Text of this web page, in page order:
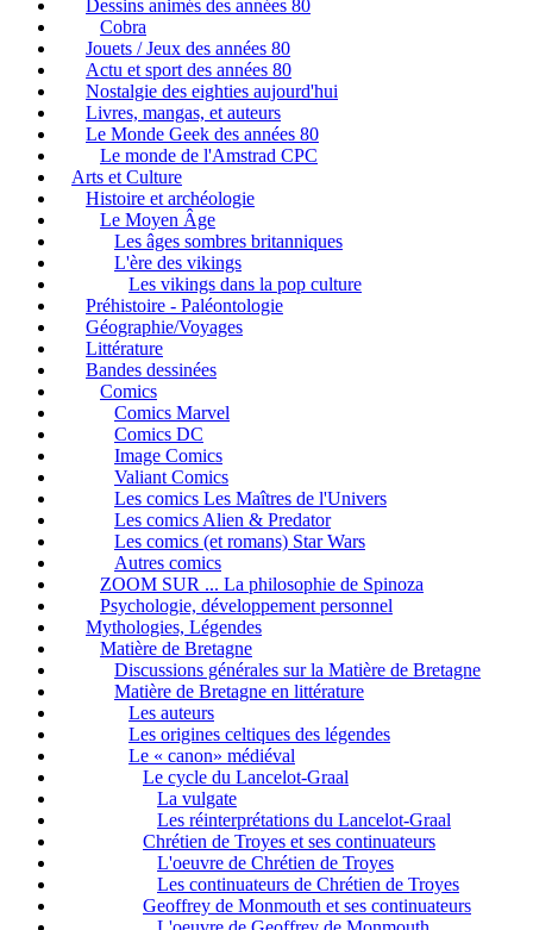
Dessins animés des années 80
Cobra
Jouets / Jeux des années 80
Actu et sport des années 80
Nostalgie des eighties aujourd'hui
Livres, mangas, et auteurs
Le Monde Geek des années 80
Le monde de l'Amstrad CPC
Arts et Culture
Histoire et archéologie
Le Moyen Âge
Les âges sombres britanniques
L'ère des vikings
Les vikings dans la pop culture
Préhistoire - Paléontologie
Géographie/Voyages
Littérature
Bandes dessinées
Comics
Comics Marvel
Comics DC
Image Comics
Valiant Comics
Les comics Les Maîtres de l'Univers
Les comics Alien & Predator
Les comics (et romans) Star Wars
Autres comics
ZOOM SUR ... La philosophie de Spinoza
Psychologie, développement personnel
Mythologies, Légendes
Matière de Bretagne
Discussions générales sur la Matière de Bretagne
Matière de Bretagne en littérature
Les auteurs
Les origines celtiques des légendes
Le « canon» médiéval
Le cycle du Lancelot-Graal
La vulgate
Les réinterprétations du Lancelot-Graal
Chrétien de Troyes et ses continuateurs
L'oeuvre de Chrétien de Troyes
Les continuateurs de Chrétien de Troyes
Geoffrey de Monmouth et ses continuateurs